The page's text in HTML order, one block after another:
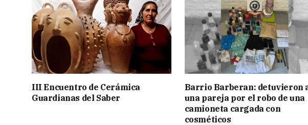
III Encuentro de Cerámica
Guardianas del Saber
Barrio Barberan: detuvieron
una pareja por el robo de una
camioneta cargada con
cosméticos